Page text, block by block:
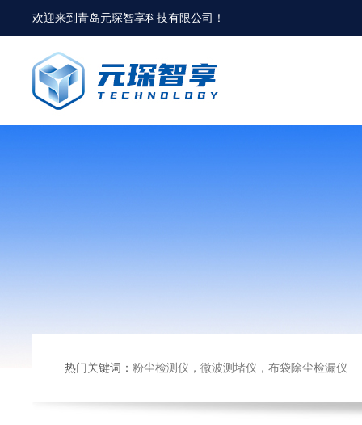
欢迎来到青岛元琛智享科技有限公司 ！
热门关键词： 粉尘检测仪，微波测堵仪，布袋除尘检漏仪